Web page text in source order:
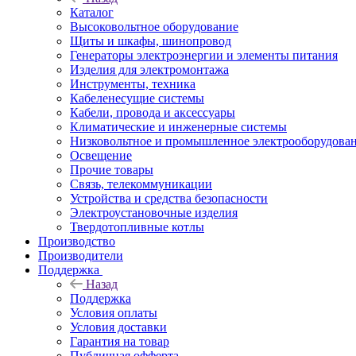
Каталог
Высоковольтное оборудование
Щиты и шкафы, шинопровод
Генераторы электроэнергии и элементы питания
Изделия для электромонтажа
Инструменты, техника
Кабеленесущие системы
Кабели, провода и аксессуары
Климатические и инженерные системы
Низковольтное и промышленное
Освещение
Прочие товары
Связь, телекоммуникации
Устройства и средства безопасности
Электроустановочные изделия
Твердотопливные котлы
Производство
Производители
Поддержка
Назад
Поддержка
Условия оплаты
Условия доставки
Гарантия на товар